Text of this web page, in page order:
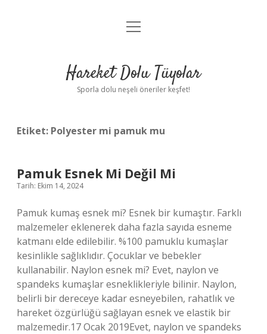
Anasayfa
Yasal Uyarı
menüyü
Hareket Dolu Tüyolar
Sporla dolu neşeli öneriler keşfet!
Etiket: Polyester mi pamuk mu
Pamuk Esnek Mi Değil Mi
Tarih: Ekim 14, 2024
Pamuk kumaş esnek mi? Esnek bir kumaştır. Farklı
malzemeler eklenerek daha fazla sayıda esneme
katmanı elde edilebilir. %100 pamuklu kumaşlar
kesinlikle sağlıklıdır. Çocuklar ve bebekler
kullanabilir. Naylon esnek mi? Evet, naylon ve
spandeks kumaşlar esneklikleriyle bilinir. Naylon,
belirli bir dereceye kadar esneyebilen, rahatlık ve
hareket özgürlüğü sağlayan esnek ve elastik bir
malzemedir.17 Ocak 2019Evet, naylon ve spandeks